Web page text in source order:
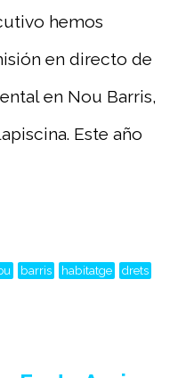
hemos
en directo de
en Nou Barris,
Este año
barris habitatge drets